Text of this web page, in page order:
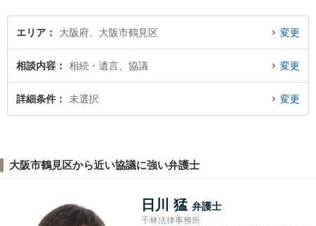
エリア 大阪府、大阪市鶴見区 変更
相談内容 相続・遺言、協議 変更
詳細条件 未選択 変更
大阪市鶴見区から近い協議に強い弁護士
日川 猛 弁護士
千林法律事務所